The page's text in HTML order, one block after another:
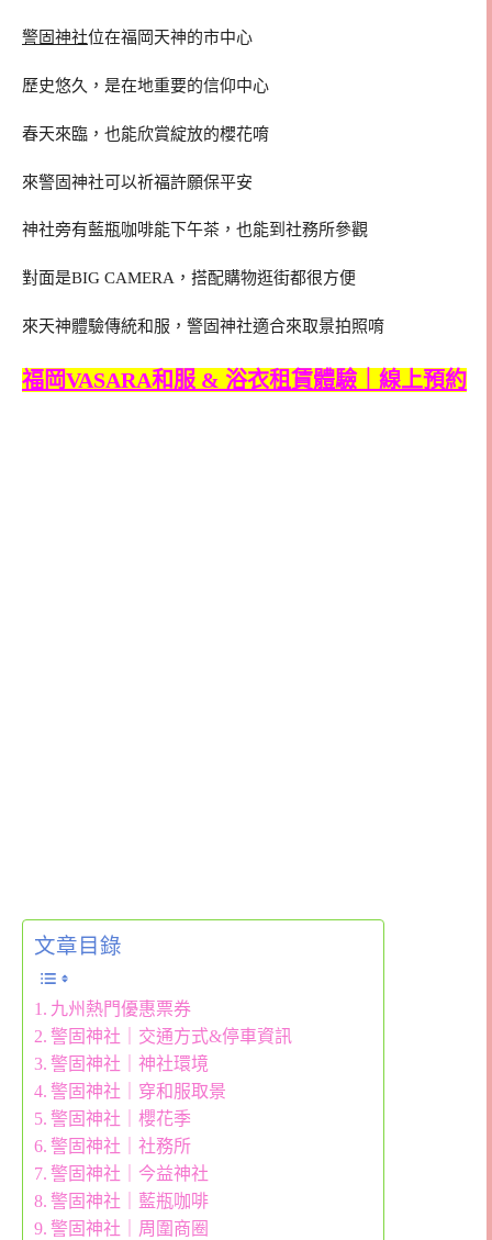
警固神社位在福岡天神的市中心
歷史悠久，是在地重要的信仰中心
春天來臨，也能欣賞綻放的櫻花唷
來警固神社可以祈福許願保平安
神社旁有藍瓶咖啡能下午茶，也能到社務所參觀
對面是BIG CAMERA，搭配購物逛街都很方便
來天神體驗傳統和服，警固神社適合來取景拍照唷
福岡VASARA和服 & 浴衣租賃體驗｜線上預約
文章目錄
九州熱門優惠票券
警固神社｜交通方式&停車資訊
警固神社｜神社環境
警固神社｜穿和服取景
警固神社｜櫻花季
警固神社｜社務所
警固神社｜今益神社
警固神社｜藍瓶咖啡
警固神社｜周圍商圈